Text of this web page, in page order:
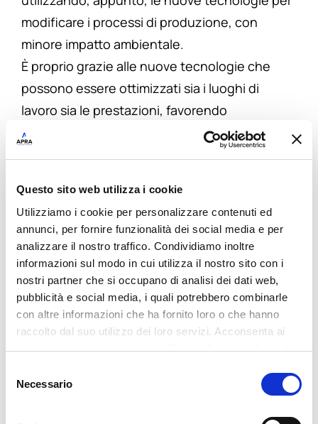
Questo sito web utilizza i cookie
Utilizziamo i cookie per personalizzare contenuti ed
annunci, per fornire funzionalità dei social media e per
analizzare il nostro traffico. Condividiamo inoltre
informazioni sul modo in cui utilizza il nostro sito con i
nostri partner che si occupano di analisi dei dati web,
pubblicità e social media, i quali potrebbero combinarle
con altre informazioni che ha fornito loro o che hanno
raccolto dal suo utilizzo dei loro servizi. Acconsenta ai
nostri cookie se continua ad utilizzare il nostro sito web.
delNecessario
modificare i processi di produzione, con
minore impatto ambientale.
È proprio grazie alle nuove tecnologie che
possono essere ottimizzati sia i luoghi di
lavoro sia le prestazioni, favorendo
l’ interazione fra uomo e macchina.
davvero fare la differenza in un’ottica di
Industria 5.0, poiché aiutano apianificare e
rendicontare le attività produttivee quindi
ridurre gli sprechi ed ottimizzare l’utilizzo di
risorse e di energia.
Ci hai già un po’ anticipato,
importante dotarsi di un MES